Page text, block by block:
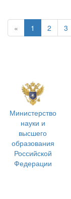
« 1 2 3
Министерство
науки и
высшего
образования
Российской
Федерации